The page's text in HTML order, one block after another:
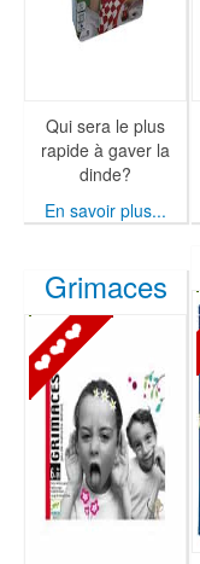
Qui sera le plus
rapide à gaver la
dinde?
En savoir plus...
Grimaces